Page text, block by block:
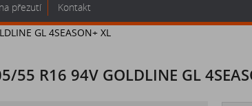
přezutí
Kontakt
GL 4SEASON+ XL
55 R16 94V GOLDLINE GL